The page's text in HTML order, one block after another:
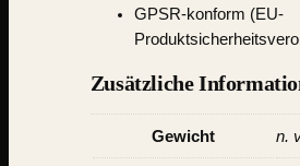
GPSR-konform (EU-
Zusätzliche
Gewicht n.